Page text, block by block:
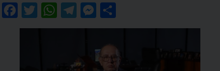
Facebook
Twitter
WhatsApp
Telegram
Messenger